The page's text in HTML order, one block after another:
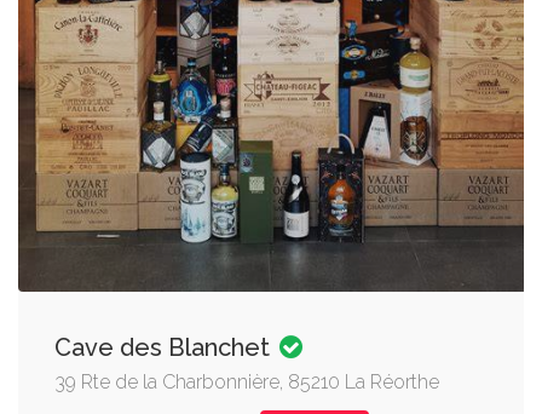
Cave des Blanchet
39 Rte de la Charbonnière, 85210 La Réorthe